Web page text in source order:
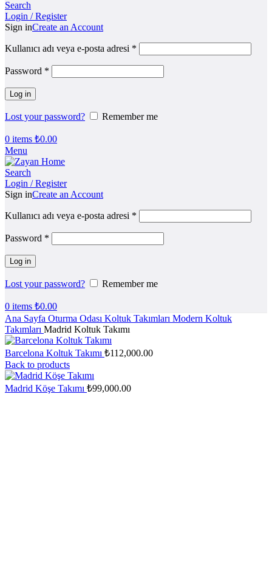
Search
Login / Register
Sign inCreate an Account
Kullanıcı adı veya e-posta adresi *
Password *
Log in
Lost your password? Remember me
0 items ₺0.00
Menu
Search
Login / Register
Sign inCreate an Account
Kullanıcı adı veya e-posta adresi *
Password *
Log in
Lost your password? Remember me
0 items ₺0.00
Ana Sayfa Oturma Odası Koltuk Takımları Modern Koltuk
Takımları Madrid Koltuk Takımı
Barcelona Koltuk Takımı ₺112,000.00
Back to products
Madrid Köşe Takımı ₺99,000.00